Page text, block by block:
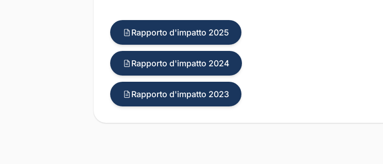
Rapporto d'impatto 2025
Rapporto d'impatto 2024
Rapporto d'impatto 2023